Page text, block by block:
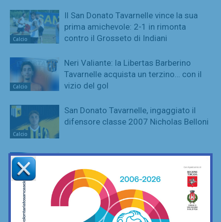
Calcio
Il San Donato Tavarnelle vince la sua
prima amichevole: 2-1 in rimonta
contro il Grosseto di Indiani
Calcio
Neri Valiante: la Libertas Barberino
Tavarnelle acquista un terzino… con il
vizio del gol
Calcio
San Donato Tavarnelle, ingaggiato il
difensore classe 2007 Nicholas Belloni
Calcio
La Libertas Barberino Tavarnelle piazza
il super colpo di mercato: ecco Irisjan
Taflaj!
Classe 2008, la Libertas Barberino
Tavarnelle ingaggia l’attaccante